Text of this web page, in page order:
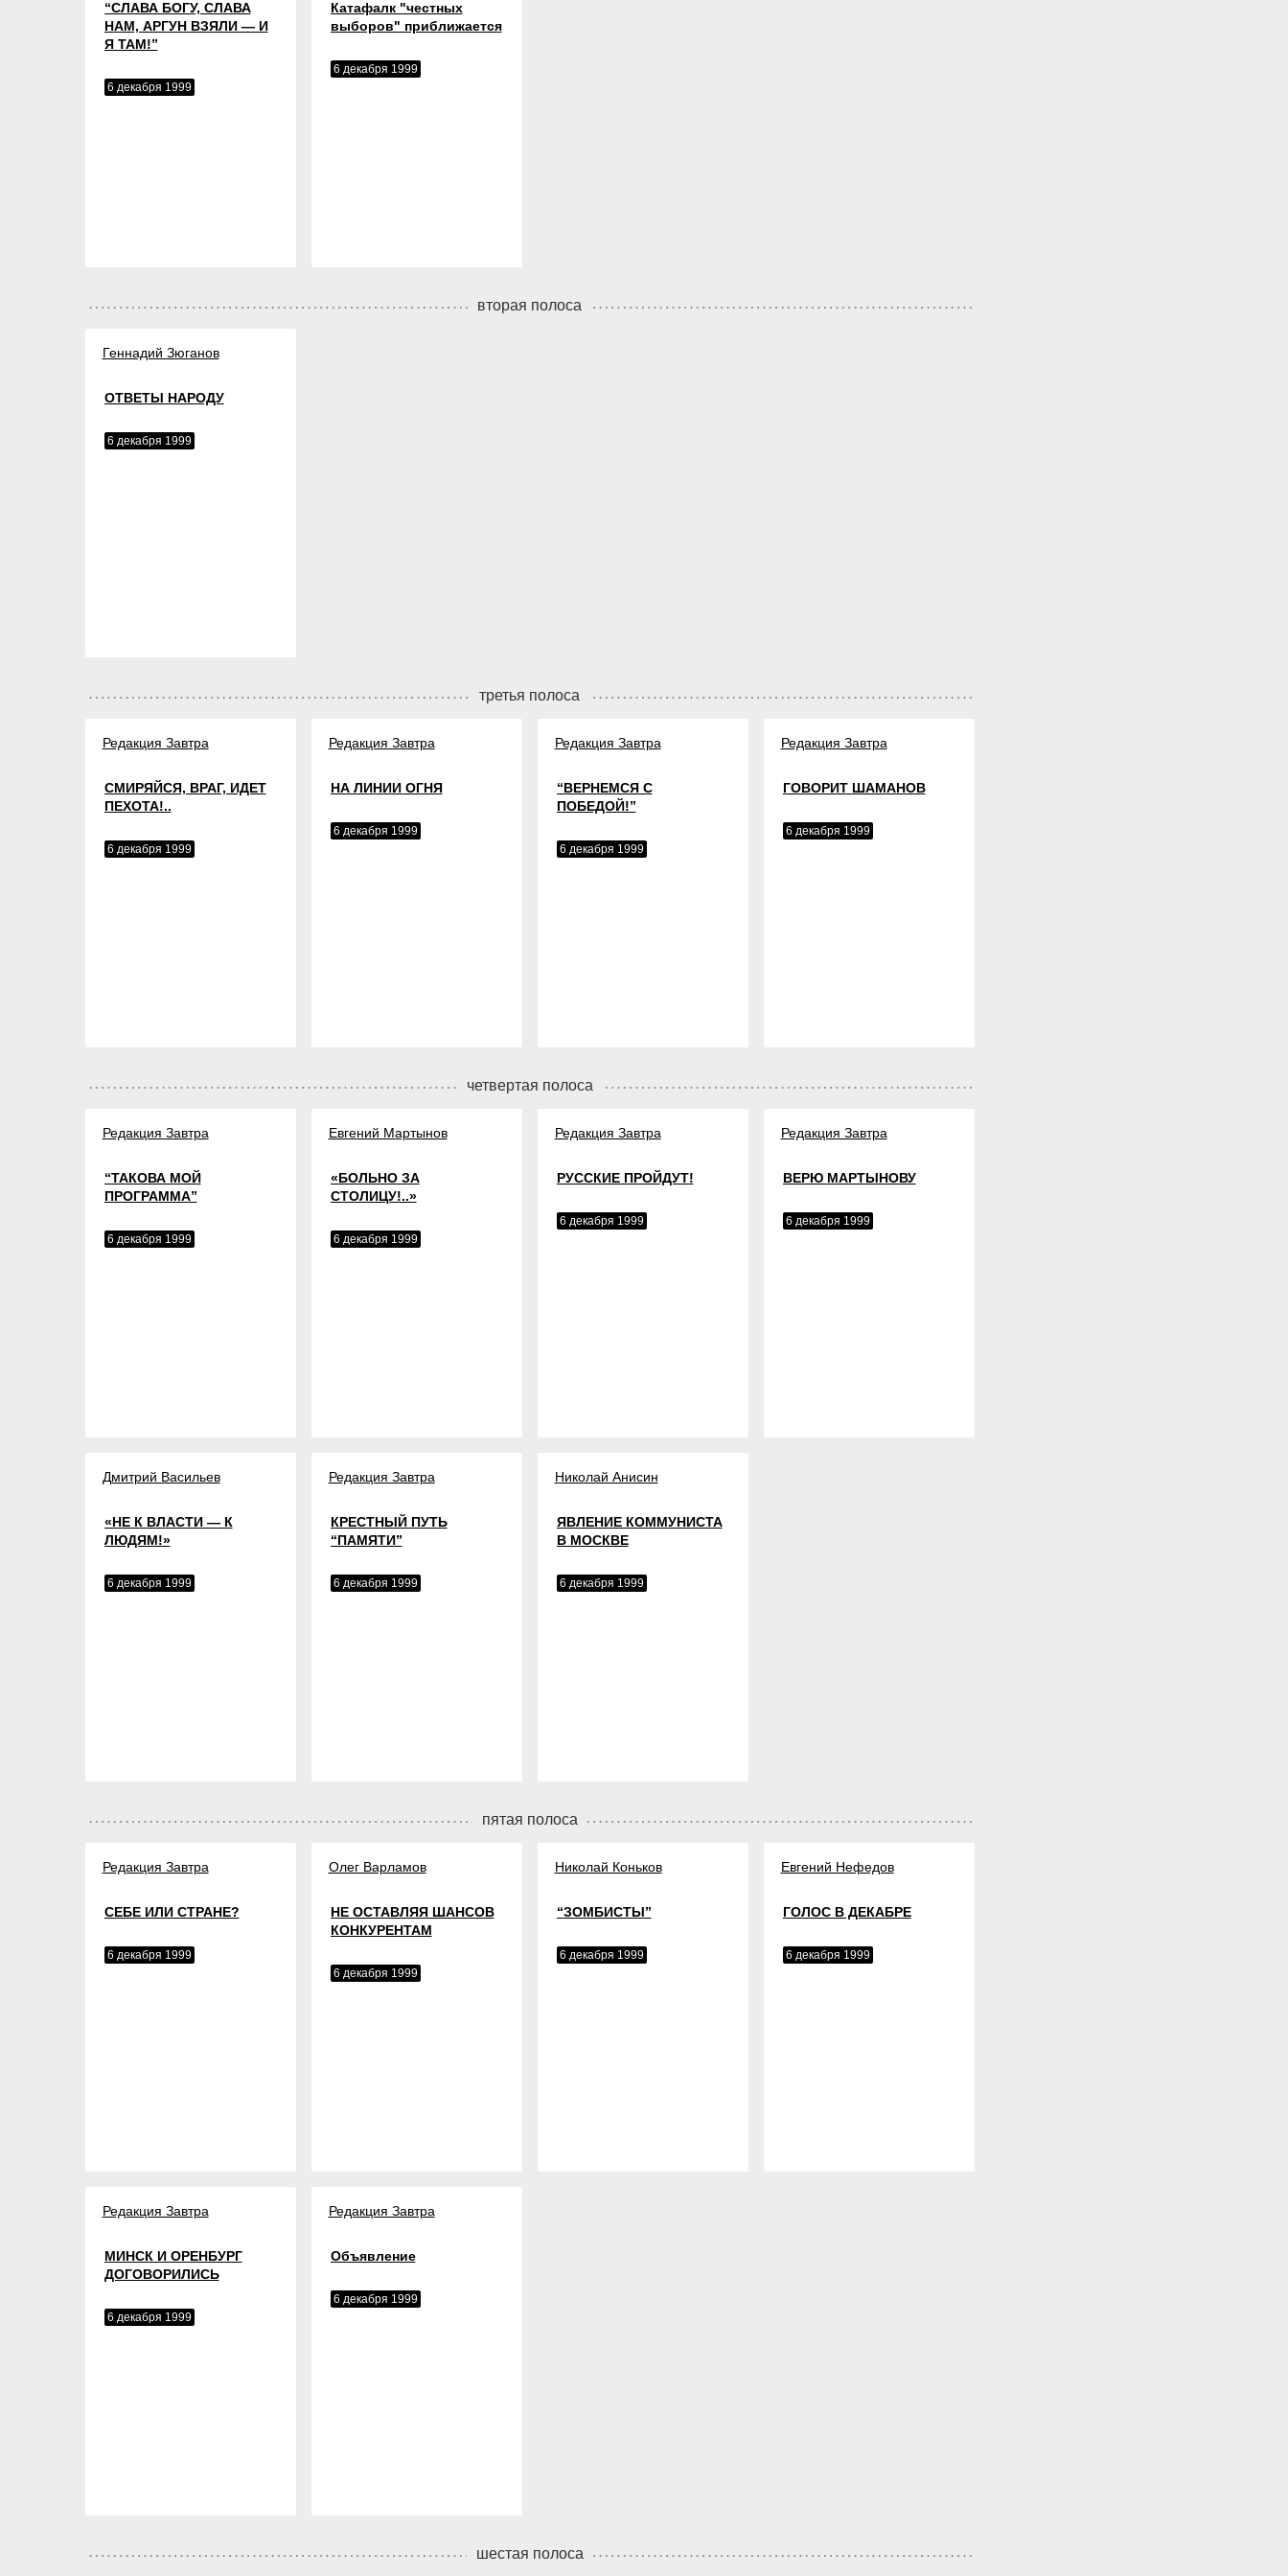
“СЛАВА БОГУ, СЛАВА
НАМ, АРГУН ВЗЯЛИ — И
Я ТАМ!”
6 декабря 1999
Катафалк "честных
выборов" приближается
6 декабря 1999
вторая полоса
Геннадий Зюганов
ОТВЕТЫ НАРОДУ
6 декабря 1999
третья полоса
Редакция Завтра
СМИРЯЙСЯ, ВРАГ, ИДЕТ
ПЕХОТА!..
6 декабря 1999
Редакция Завтра
НА ЛИНИИ ОГНЯ
6 декабря 1999
Редакция Завтра
“ВЕРНЕМСЯ С
ПОБЕДОЙ!”
6 декабря 1999
Редакция Завтра
ГОВОРИТ ШАМАНОВ
6 декабря 1999
четвертая полоса
Редакция Завтра
“ТАКОВА МОЙ
ПРОГРАММА”
6 декабря 1999
Евгений Мартынов
«БОЛЬНО ЗА
СТОЛИЦУ!..»
6 декабря 1999
Редакция Завтра
РУССКИЕ ПРОЙДУТ!
6 декабря 1999
Редакция Завтра
ВЕРЮ МАРТЫНОВУ
6 декабря 1999
Дмитрий Васильев
«НЕ К ВЛАСТИ — К
ЛЮДЯМ!»
6 декабря 1999
Редакция Завтра
КРЕСТНЫЙ ПУТЬ
“ПАМЯТИ”
6 декабря 1999
Николай Анисин
ЯВЛЕНИЕ КОММУНИСТА
В МОСКВЕ
6 декабря 1999
пятая полоса
Редакция Завтра
СЕБЕ ИЛИ СТРАНЕ?
6 декабря 1999
Олег Варламов
НЕ ОСТАВЛЯЯ ШАНСОВ
КОНКУРЕНТАМ
6 декабря 1999
Николай Коньков
“ЗОМБИСТЫ”
6 декабря 1999
Евгений Нефедов
ГОЛОС В ДЕКАБРЕ
6 декабря 1999
Редакция Завтра
МИНСК И ОРЕНБУРГ
ДОГОВОРИЛИСЬ
6 декабря 1999
Редакция Завтра
Объявление
6 декабря 1999
шестая полоса